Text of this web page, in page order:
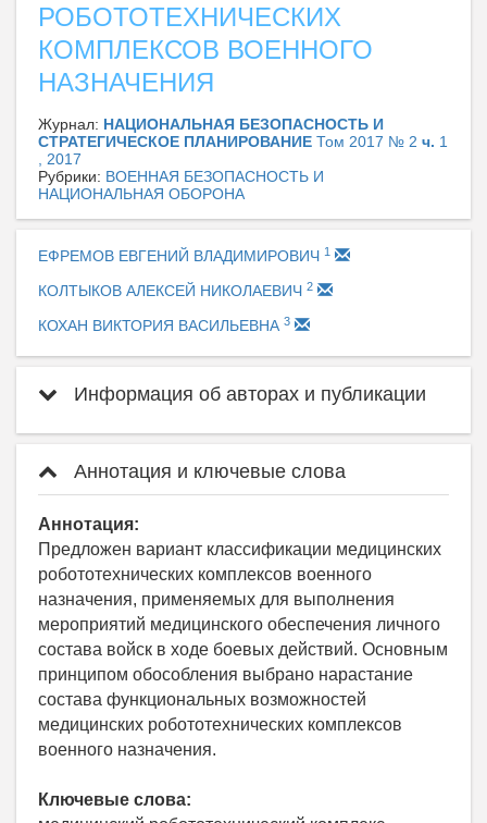
РОБОТОТЕХНИЧЕСКИХ
КОМПЛЕКСОВ ВОЕННОГО
НАЗНАЧЕНИЯ
Журнал: НАЦИОНАЛЬНАЯ БЕЗОПАСНОСТЬ И
СТРАТЕГИЧЕСКОЕ ПЛАНИРОВАНИЕ Том 2017 № 2 ч. 1
, 2017
Рубрики: ВОЕННАЯ БЕЗОПАСНОСТЬ И
НАЦИОНАЛЬНАЯ ОБОРОНА
ЕФРЕМОВ ЕВГЕНИЙ ВЛАДИМИРОВИЧ 1
КОЛТЫКОВ АЛЕКСЕЙ НИКОЛАЕВИЧ 2
КОХАН ВИКТОРИЯ ВАСИЛЬЕВНА 3
Информация об авторах и публикации
Аннотация и ключевые слова
Аннотация:
Предложен вариант классификации медицинских
робототехнических комплексов военного
назначения, применяемых для выполнения
мероприятий медицинского обеспечения личного
состава войск в ходе боевых действий. Основным
принципом обособления выбрано нарастание
состава функциональных возможностей
медицинских робототехнических комплексов
военного назначения.
Ключевые слова: